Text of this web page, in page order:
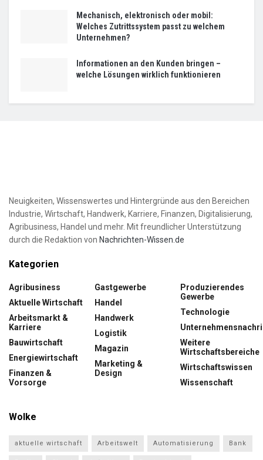
Mechanisch, elektronisch oder mobil:
Welches Zutrittssystem passt zu welchem
Unternehmen?
Informationen an den Kunden bringen –
welche Lösungen wirklich funktionieren
Neuigkeiten, Wissenswertes und Hintergründe aus den Bereichen
Industrie, Wirtschaft, Handwerk, Karriere, Finanzen, Digitalisierung,
Agribusiness, Handel und mehr. Mit freundlicher Unterstützung
durch die Redaktion von Nachrichten-Wissen.de
Kategorien
Agribusiness
Aktuelle Wirtschaft
Arbeitsmarkt &
Karriere
Bauwirtschaft
Energiewirtschaft
Finanzen &
Vorsorge
Gastgewerbe
Handel
Handwerk
Logistik
Magazin
Marketing &
Design
Produzierendes
Gewerbe
Technologie
Weitere
Wirtschaftsbereiche
Wirtschaftswissen
Wissenschaft
Wolke
aktuelle wirtschaft Arbeitswelt Automatisierung Bank